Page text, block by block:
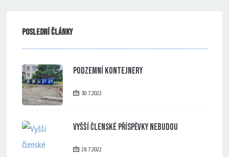
Poslední články
Podzemní kontejnery
30. 7. 2022
Vyšší členské příspěvky nebudou
28. 7. 2022